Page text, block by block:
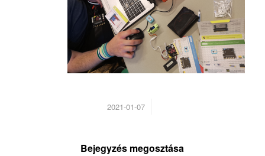
2021-01-07
/
Bejegyzés megosztása